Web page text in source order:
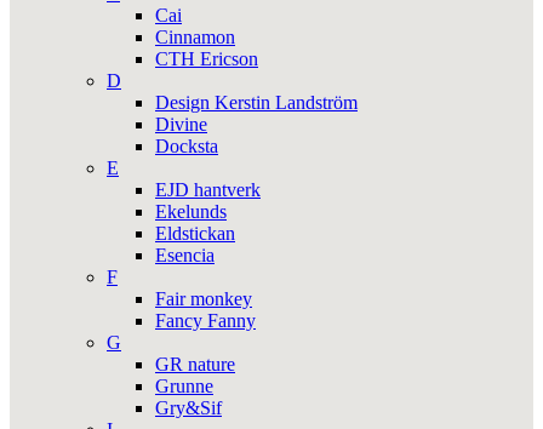
Cai
Cinnamon
CTH Ericson
D
Design Kerstin Landström
Divine
Docksta
E
EJD hantverk
Ekelunds
Eldstickan
Esencia
F
Fair monkey
Fancy Fanny
G
GR nature
Grunne
Gry&Sif